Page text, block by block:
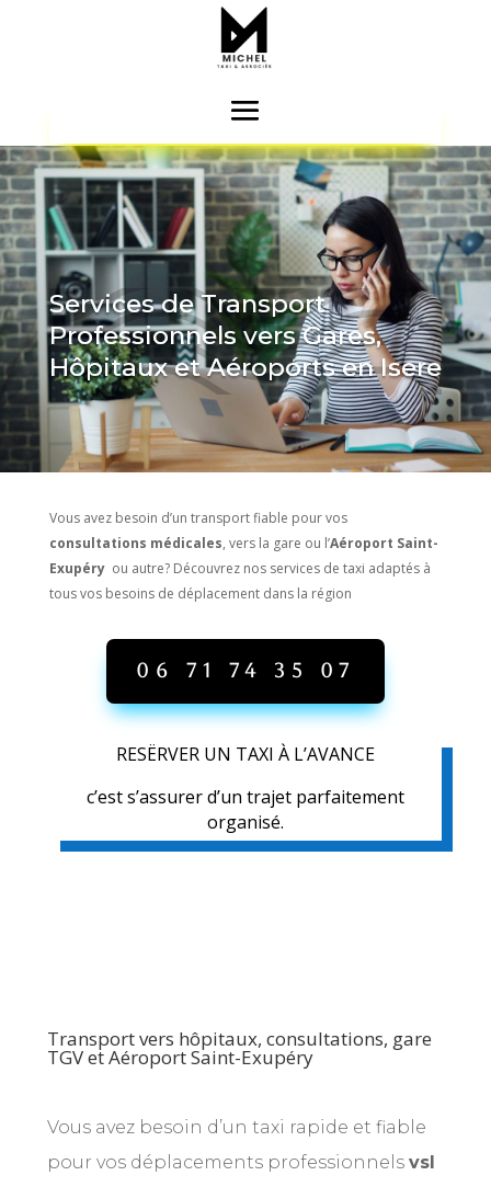
Services de Transport
Professionnels vers Gares,
Hôpitaux et Aéroports en Isere
Vous avez besoin d’un transport fiable pour vos
consultations médicales, vers la gare ou l’Aéroport Saint-
Exupéryou autre? Découvrez nos services de taxi adaptés à
tous vos besoins de déplacement dans la région
06 71 74 35 07
RESËRVER UN TAXI À L’AVANCE
c’est s’assurer d’un trajet parfaitement
organisé.
Transport vers hôpitaux, consultations, gare
TGV et Aéroport Saint-Exupéry
Vous avez besoin d’un taxi rapide et fiable
pour vos déplacements professionnels vsl